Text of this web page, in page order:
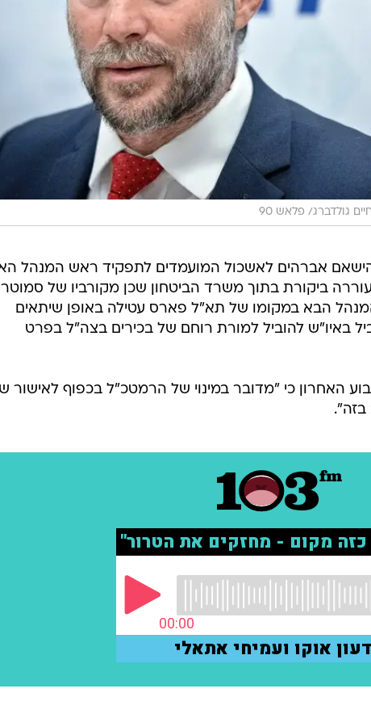
גולדברג/ פלאש 90
הישאם אברהים לאשכול המועמדים לתפקיד ראש המנהל
ביקורת בתוך משרד הביטחון שכן מקורביו של
הבא במקומו של תא"ל פארס עטילה באופן שיתאים
באיו"ש להוביל למורת רוחם של בכירים בצה"ל בפרט
האחרון כי "מדובר במינוי של הרמטכ"ל בכפוף לאישור
בזה".